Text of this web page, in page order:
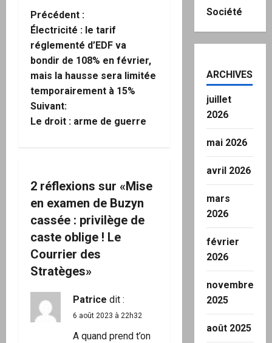
N
a
v
i
g
i
o
n
d
a
Précédent :
Électricité : le tarif
réglementé d’EDF va
bondir de 108% en février,
mais la hausse sera limitée
temporairement à 15%
Suivant:
Le droit : arme de guerre
2 réflexions sur «Mise
en examen de Buzyn
cassée : privilège de
caste oblige ! Le
Courrier des
Stratèges»
Patrice dit :
6 août 2023 à 22h32
A quand prend t’on
Société
ARCHIVES
juillet
2026
mai 2026
avril 2026
mars
2026
février
2026
novembre
2025
août 2025